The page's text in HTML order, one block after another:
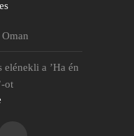
elénekli a ’Ha én
ot